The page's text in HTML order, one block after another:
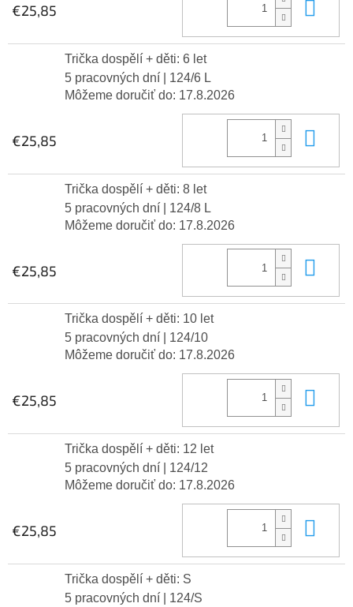
€25,85
Trička dospělí + děti: 6 let
5 pracovných dní
| 124/6 L
Môžeme doručiť do: 17.8.2026
€25,85
Trička dospělí + děti: 8 let
5 pracovných dní
| 124/8 L
Môžeme doručiť do: 17.8.2026
€25,85
Trička dospělí + děti: 10 let
5 pracovných dní
| 124/10
Môžeme doručiť do: 17.8.2026
€25,85
Trička dospělí + děti: 12 let
5 pracovných dní
| 124/12
Môžeme doručiť do: 17.8.2026
€25,85
Trička dospělí + děti: S
5 pracovných dní
| 124/S